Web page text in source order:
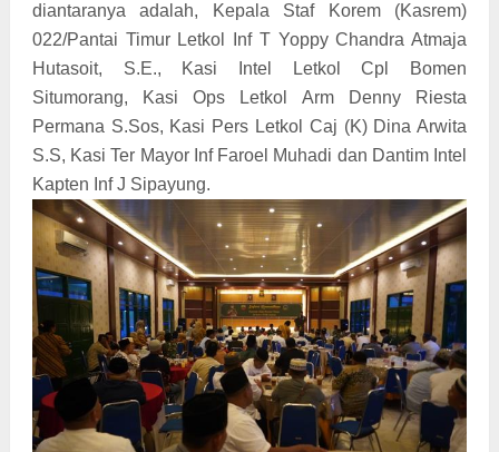
diantaranya adalah, Kepala Staf Korem (Kasrem)
022/Pantai Timur Letkol Inf T Yoppy Chandra Atmaja
Hutasoit, S.E., Kasi Intel Letkol Cpl Bomen
Situmorang, Kasi Ops Letkol Arm Denny Riesta
Permana S.Sos, Kasi Pers Letkol Caj (K) Dina Arwita
S.S, Kasi Ter Mayor Inf Faroel Muhadi dan Dantim Intel
Kapten Inf J Sipayung.